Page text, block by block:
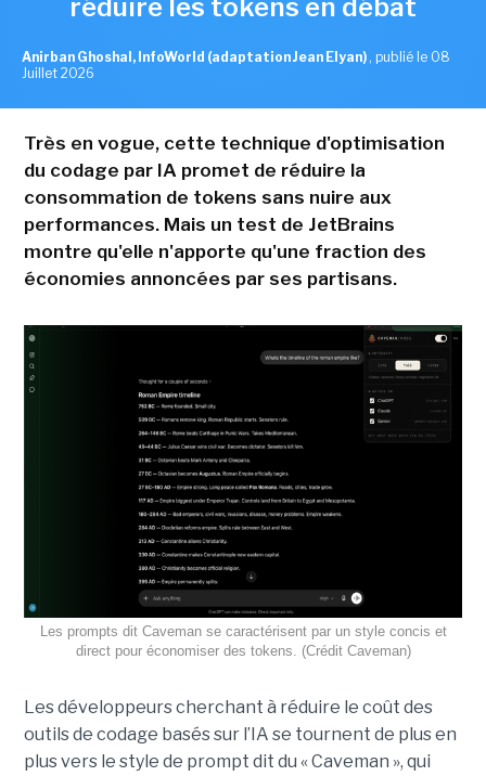
réduire les tokens en débat
Anirban Ghoshal, InfoWorld (adaptation Jean Elyan) , publié le 08
Juillet 2026
Très en vogue, cette technique d'optimisation
du codage par IA promet de réduire la
consommation de tokens sans nuire aux
performances. Mais un test de JetBrains
montre qu'elle n'apporte qu'une fraction des
économies annoncées par ses partisans.
Les prompts dit Caveman se caractérisent par un style concis et
direct pour économiser des tokens. (Crédit Caveman)
Les développeurs cherchant à réduire le coût des
outils de codage basés sur l’IA se tournent de plus en
plus vers le style de prompt dit du « Caveman », qui